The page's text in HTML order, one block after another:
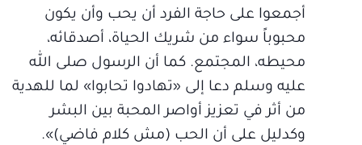
أجمعوا على حاجة الفرد أن يحب وأن يكون
محبوباً سواء من شريك الحياة، أصدقائه،
محيطه، المجتمع. كما أن الرسول صلى الله
عليه وسلم دعا إلى «تهادوا تحابوا» لما للهدية
من أثر في تعزيز أواصر المحبة بين البشر
وكدليل على أن الحب (مش كلام فاضي)».